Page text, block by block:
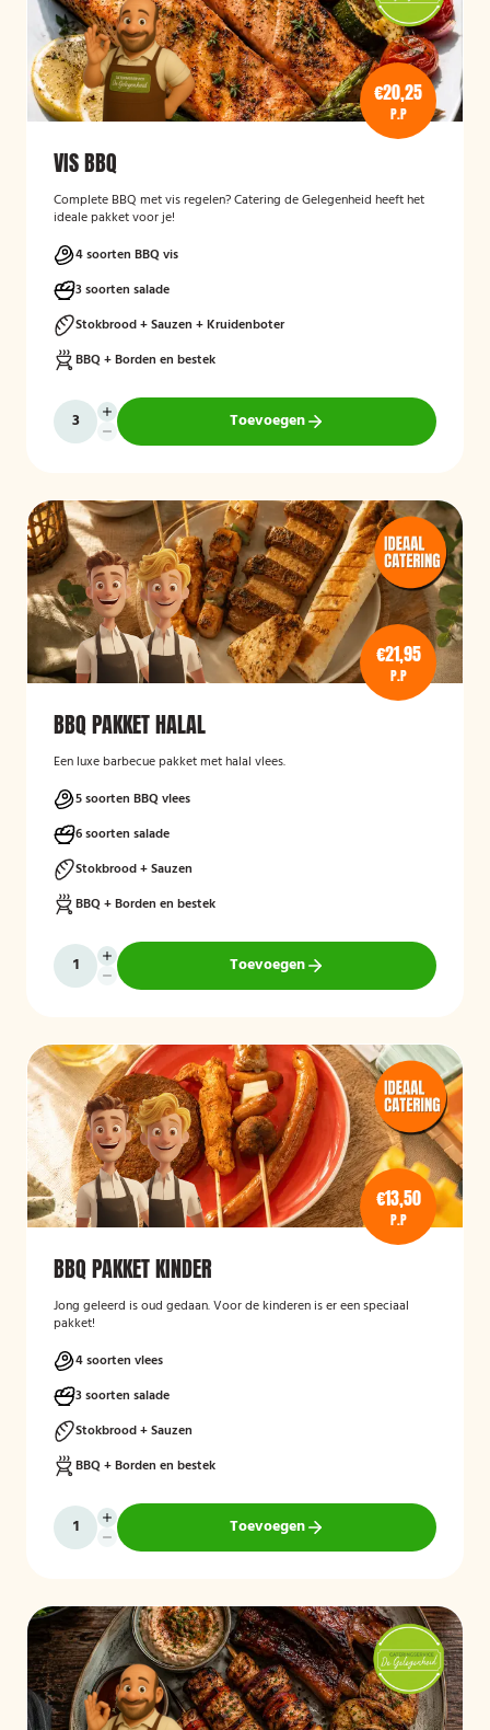
€20,25
P.P
VIS BBQ
Complete BBQ met vis regelen? Catering de Gelegenheid heeft het
ideale pakket voor je!
4 soorten BBQ vis
3 soorten salade
Stokbrood + Sauzen + Kruidenboter
BBQ + Borden en bestek
Toevoegen
€21,95
P.P
BBQ PAKKET HALAL
Een luxe barbecue pakket met halal vlees.
5 soorten BBQ vlees
6 soorten salade
Stokbrood + Sauzen
BBQ + Borden en bestek
Toevoegen
€13,50
P.P
BBQ PAKKET KINDER
Jong geleerd is oud gedaan. Voor de kinderen is er een speciaal
pakket!
4 soorten vlees
3 soorten salade
Stokbrood + Sauzen
BBQ + Borden en bestek
Toevoegen